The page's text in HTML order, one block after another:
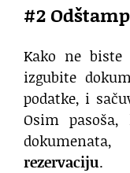
#2
Kako ne
izgubite
podatke, i
Osim
dokumenata,
rezervaciju.